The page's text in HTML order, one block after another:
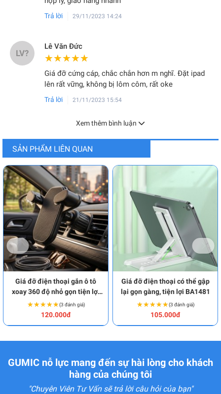
Trả lời 29/11/2023 14:24
LV?
Lê Văn Đức
★★★★★
★★★★★
Giá đỡ cứng cáp, chắc chắn hơn m nghĩ. Đặt ipad
lên rất vững, không bị lôm côm, rất oke
Trả lời 21/11/2023 15:54
Xem thêm bình luận
SẢN PHẨM LIÊN QUAN
Giá đỡ điện thoại gắn ô tô
xoay 360 độ nhỏ gọn tiện lợi
BA1923
★★★★★
★★★★★(3 đánh giá)
120.000đ
Giá đỡ điện thoại có thể gập
lại gọn gàng, tiện lợi BA1481
★★★★★
★★★★★(3 đánh giá)
105.000đ
GUMIC nỗ lực mang đến sự hài lòng cho khách
hàng của chúng tôi
"Chuyên Viên Tư Vấn sẽ trả lời câu hỏi của bạn"